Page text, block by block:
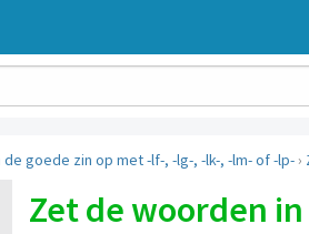
goede zin op met -lf-, -lg-, -lk-, -lm- of -lp- ›
Zet de woorden